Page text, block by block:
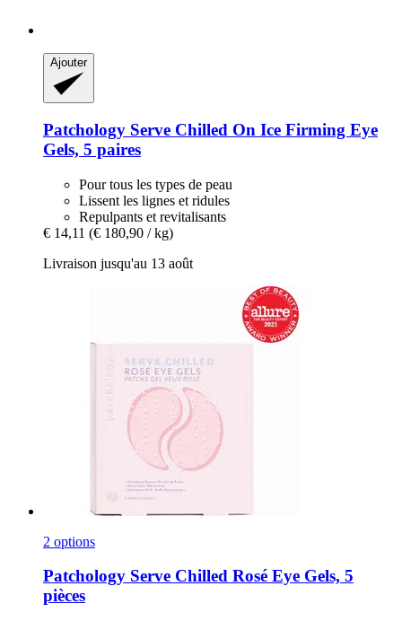
Ajouter
Patchology Serve Chilled On Ice Firming Eye
Gels, 5 paires
Pour tous les types de peau
Lissent les lignes et ridules
Repulpants et revitalisants
€ 14,11 (€ 180,90 / kg)
Livraison jusqu'au 13 août
2 options
Patchology Serve Chilled Rosé Eye Gels, 5
pièces